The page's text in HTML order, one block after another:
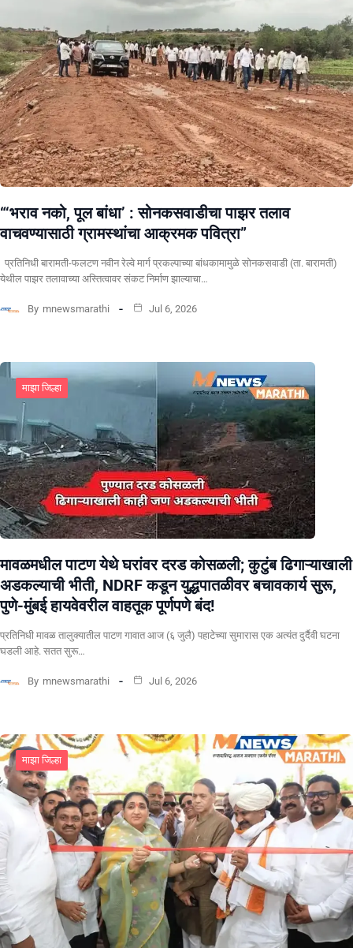
“‘भराव नको, पूल बांधा’ : सोनकसवाडीचा पाझर तलाव
वाचवण्यासाठी ग्रामस्थांचा आक्रमक पवित्रा”
प्रतिनिधी बारामती-फलटण नवीन रेल्वे मार्ग प्रकल्पाच्या बांधकामामुळे सोनकसवाडी (ता. बारामती)
येथील पाझर तलावाच्या अस्तित्वावर संकट निर्माण झाल्याचा…
By mnewsmarathi Jul 6, 2026
माझा जिल्हा
मावळमधील पाटण येथे घरांवर दरड कोसळली; कुटुंब ढिगाऱ्याखाली
अडकल्याची भीती, NDRF कडून युद्धपातळीवर बचावकार्य सुरू,
पुणे-मुंबई हायवेवरील वाहतूक पूर्णपणे बंद!
​प्रतिनिधी मावळ तालुक्यातील पाटण गावात आज (६ जुलै) पहाटेच्या सुमारास एक अत्यंत दुर्दैवी घटना
घडली आहे. सतत सुरू…
By mnewsmarathi Jul 6, 2026
माझा जिल्हा